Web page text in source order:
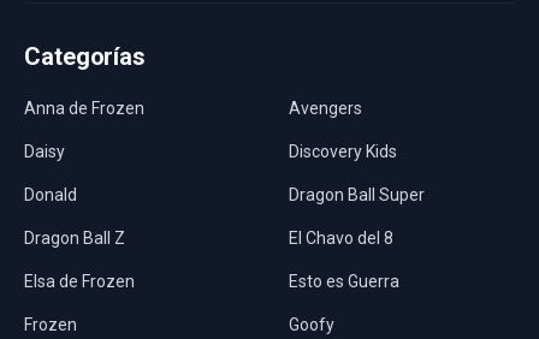
Categorías
Anna de Frozen Avengers
Daisy Discovery Kids
Donald Dragon Ball Super
Dragon Ball Z El Chavo del 8
Elsa de Frozen Esto es Guerra
Frozen Goofy